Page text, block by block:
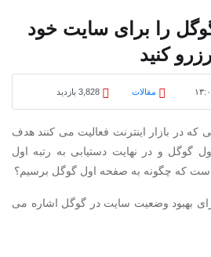
را برای سایت خود
کنید
مقالات
که در بازار اینترنت فعالیت می کنند هدف
گوگل و در نهایت دستیابی به رتبه اول
که چگونه به صفحه اول گوگل برسیم؟
برای بهبود وضعیت سایت در گوگل اشاره می